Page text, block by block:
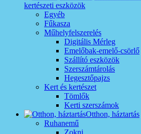
kertészeti eszközök
Egyéb
Fűkasza
Műhelyfelszerelés
Digitális Mérleg
Emelőbak-emelő-csörlő
Szállító eszközök
Szerszámtárolás
Hegesztőpajzs
Kert és kertészet
Tömlők
Kerti szerszámok
Otthon, háztartás
Ruhanemű
Zokni